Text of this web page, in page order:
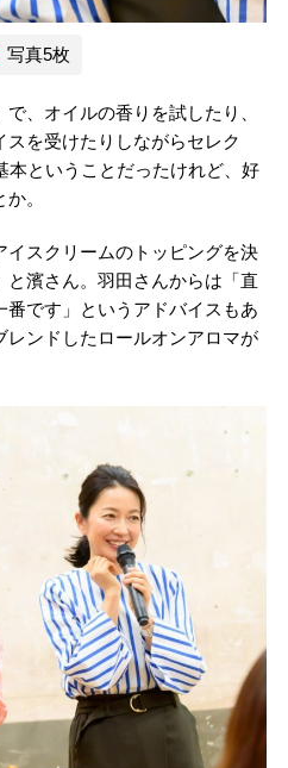
写真5枚
、オイルの香りを試したり、
を受けたりしながらセレク
本ということだったけれど、好
。
スクリームのトッピングを決
濱さん。羽田さんからは「直
です」というアドバイスもあ
レンドしたロールオンアロマが